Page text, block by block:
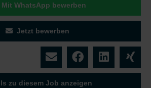
Mit WhatsApp bewerben
Jetzt bewerben
zu diesem Job anzeigen